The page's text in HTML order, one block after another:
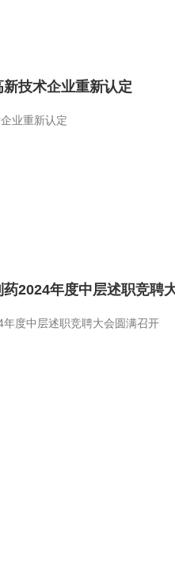
技术企业重新认定
业重新认定
2024年度中层述职竞聘
度中层述职竞聘大会圆满召开